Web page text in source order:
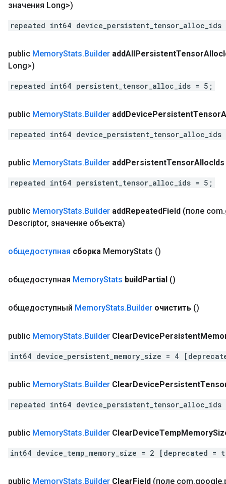
значения Long>)
repeated int64
public MemoryStats.Builder addAllPersistentTensorAlloc
Long>)
repeated int64 persistent_tensor_alloc_ids = 5;
public MemoryStats.Builder addDevicePersistentTensor
repeated int64
public MemoryStats.Builder addPersistentTensorAllocIds
repeated int64 persistent_tensor_alloc_ids = 5;
public MemoryStats.Builder addRepeatedField (поле com.
Descriptor, значение объекта)
общедоступная сборка MemoryStats ()
общедоступная MemoryStats buildPartial ()
общедоступный MemoryStats.Builder очистить ()
public MemoryStats.Builder ClearDevicePersistent
int64 device_persistent_memory_size = 4
public MemoryStats.Builder ClearDevicePersistent
repeated int64
public MemoryStats.Builder ClearDeviceTempMemory
int64 device_temp_memory_size = 2 [deprecated =
public MemoryStats.Builder ClearField (поле com.google.